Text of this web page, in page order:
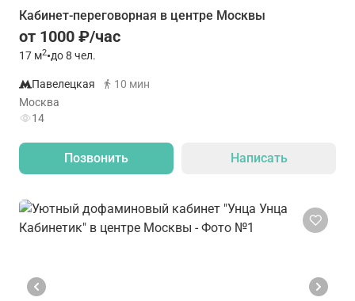
Кабинет-переговорная в центре Москвы
от 1000 ₽/час
17 м2•до 8 чел.
Павелецкая
10 мин
Москва
14
Позвонить Написать